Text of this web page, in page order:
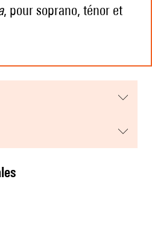
, pour soprano, ténor et